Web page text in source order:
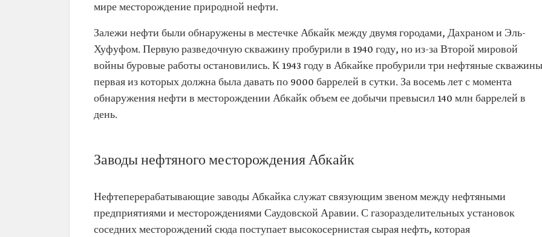
мире месторождение природной нефти.
Залежи нефти были обнаружены в местечке Абкайк между двумя городами, Дахраном и Эль-
Хуфуфом. Первую разведочную скважину пробурили в 1940 году, но из-за Второй мировой
войны буровые работы остановились. К 1943 году в Абкайке пробурили три нефтяные
первая из которых должна была давать по 9000 баррелей в сутки. За восемь лет с момента
обнаружения нефти в месторождении Абкайк объем ее добычи превысил 140 млн баррелей в
день.
Заводы нефтяного месторождения Абкайк
Нефтеперерабатывающие заводы Абкайка служат связующим звеном между нефтяными
предприятиями и месторождениями Саудовской Аравии. С газоразделительных установок
соседних месторождений сюда поступает высокосернистая сырая нефть, которая